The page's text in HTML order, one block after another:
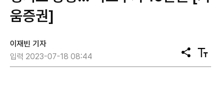
움증권]
이재빈 기자
입력 2023-07-18 08:44
공
유
텍
스